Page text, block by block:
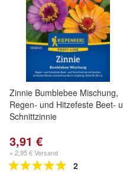
Zinnie Bumblebee Mischung,
Regen- und Hitzefeste Beet- u
Schnittzinnie
3,91 €
+ 2,95 € Versand
2